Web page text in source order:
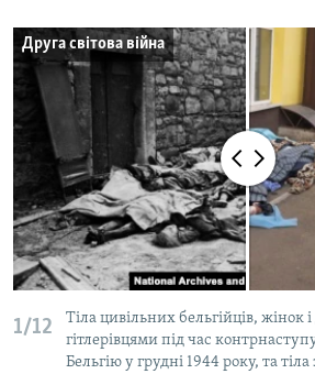
Друга світова війна
1/12
Тіла цивільних бельгійців, жінок
гітлерівцями під час
Бельгію у грудні 1944 року, та